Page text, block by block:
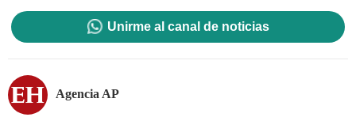
Unirme al canal de noticias
Agencia AP